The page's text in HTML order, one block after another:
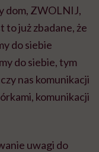
dom, ZWOLNIJ,
to już zbadane, że
do siebie
do siebie, tym
nas komunikacji
komunikacji
uwagi do